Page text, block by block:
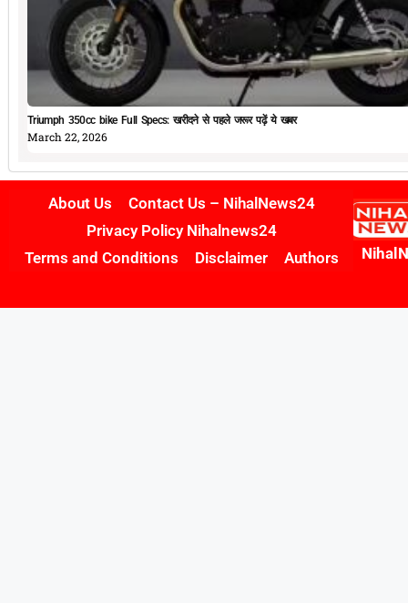
Triumph 350cc bike Full Specs: खरीदने से पहले जरूर पढ़ें ये खबर
March 22, 2026
About Us
Contact Us – NihalNews24
Privacy Policy Nihalnews24
Terms and Conditions
Disclaimer Authors